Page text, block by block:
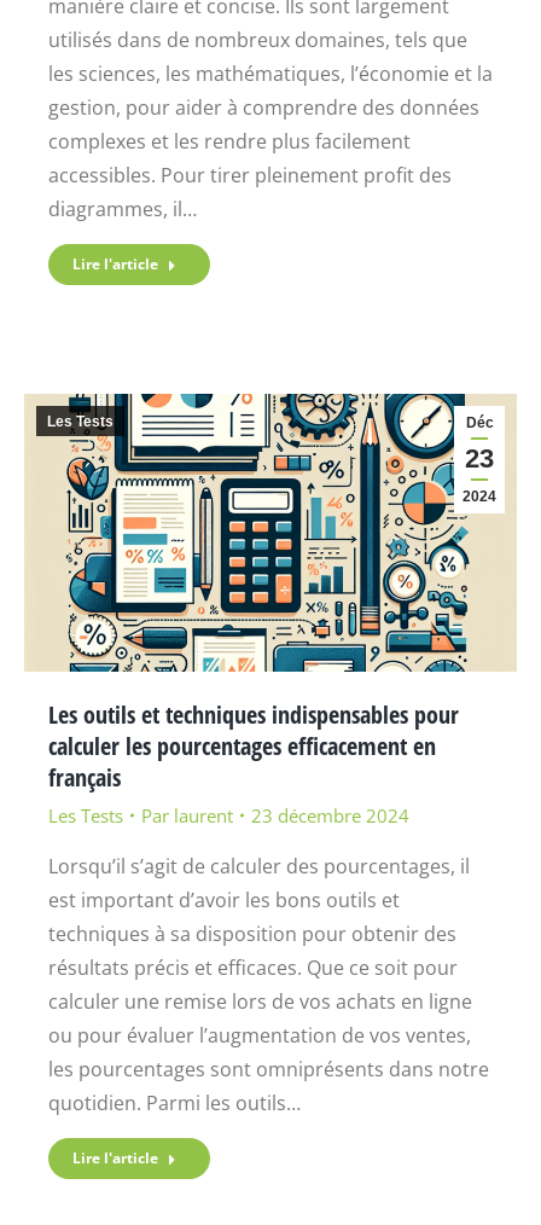
manière claire et concise. Ils sont largement
utilisés dans de nombreux domaines, tels que
les sciences, les mathématiques, l’économie et la
gestion, pour aider à comprendre des données
complexes et les rendre plus facilement
accessibles. Pour tirer pleinement profit des
diagrammes, il…
Lire l'article
Déc
23
2024
Les Tests
Les outils et techniques indispensables pour
calculer les pourcentages efficacement en
français
Les Tests Par laurent 23 décembre 2024
Lorsqu’il s’agit de calculer des pourcentages, il
est important d’avoir les bons outils et
techniques à sa disposition pour obtenir des
résultats précis et efficaces. Que ce soit pour
calculer une remise lors de vos achats en ligne
ou pour évaluer l’augmentation de vos ventes,
les pourcentages sont omniprésents dans notre
quotidien. Parmi les outils…
Lire l'article